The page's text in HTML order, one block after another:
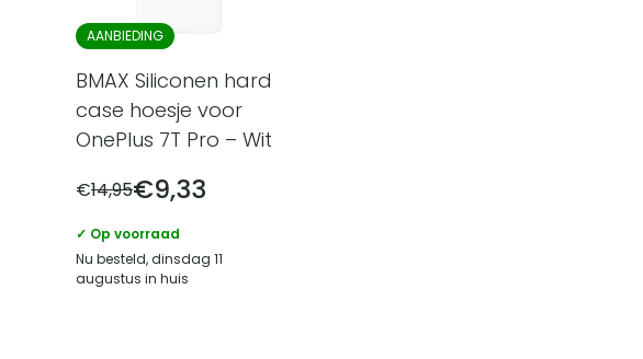
AANBIEDING
BMAX Siliconen hard
case hoesje voor
OnePlus 7T Pro – Wit
€14,95€9,33
✓ Op voorraad
Nu besteld, dinsdag 11
augustus in huis